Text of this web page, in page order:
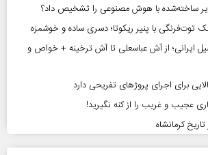
ساخته‌شده با هوش مصنوعی را تشخیص داد؟
توت‌فرنگی با پنیر ریکوتا؛ دسری ساده و خوشمزه
ایرانی؛ از آش عباسعلی تا آش ترخینه + خواص و
برای اجرای پروژهای تفریحی دارد
عجیب و غریب را از کنه نگیرید!
کرمانشاه